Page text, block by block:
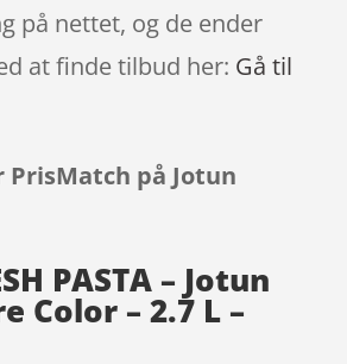
på nettet, og de ender
at finde tilbud her: Gå til
PrisMatch på Jotun
PASTA – Jotun
Color – 2.7 L –